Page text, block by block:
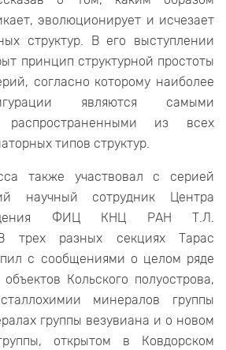
эволюционирует и исчезает
структур. В его выступлении
принцип структурной простоты
согласно которому наиболее
являются самыми
из всех
типов структур.
также участвовал с серией
научный сотрудник Центра
ФИЦ КНЦ РАН Т.Л.
трех разных секциях Тарас
с сообщениями о целом ряде
Кольского полуострова,
минералов группы
группы везувиана и о новом
открытом в Ковдорском